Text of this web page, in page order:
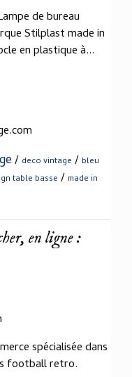
de bureau
Stilplast made in
en plastique à...
/ deco vintage / bleu
table basse / made in
en ligne :
spécialisée dans
football retro.